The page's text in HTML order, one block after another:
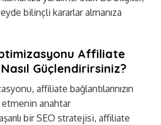
bilinçli kararlar almanıza
Affiliate
Nasıl Güçlendirirsiniz?
affiliate bağlantılarınızın
anahtar
bir SEO stratejisi, affiliate